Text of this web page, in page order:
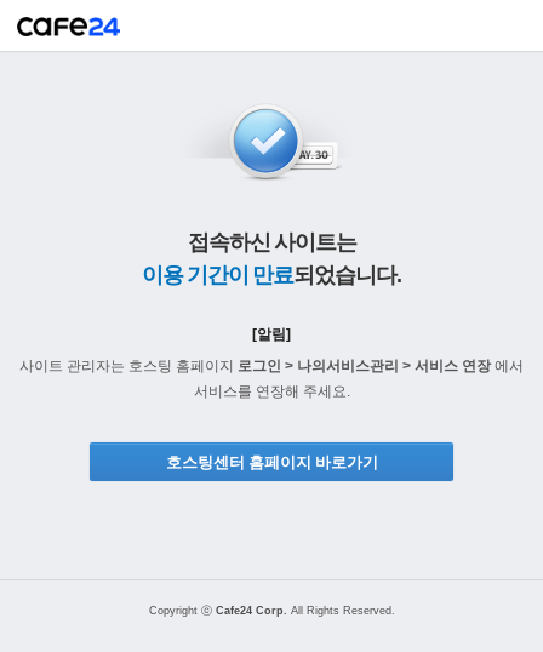
접속하신 사이트는
이용 기간이 만료되었습니다.
[알림]
사이트 관리자는 호스팅 홈페이지 로그인 > 나의서비스관리 > 서비스 연장에서
서비스를 연장해 주세요.
호스팅센터 홈페이지 바로가기
Copyright ⓒ Cafe24 Corp. All Rights Reserved.